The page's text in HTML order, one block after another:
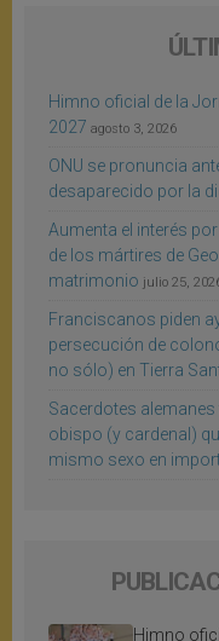
Himno oficial de la
2027 agosto 3, 2026
ONU se pronuncia
desaparecido por la
Aumenta el interés
de los mártires de
matrimonio julio 25,
Franciscanos piden
persecución de
no sólo) en Tierra
Sacerdotes
obispo (y cardenal)
mismo sexo en
Himno